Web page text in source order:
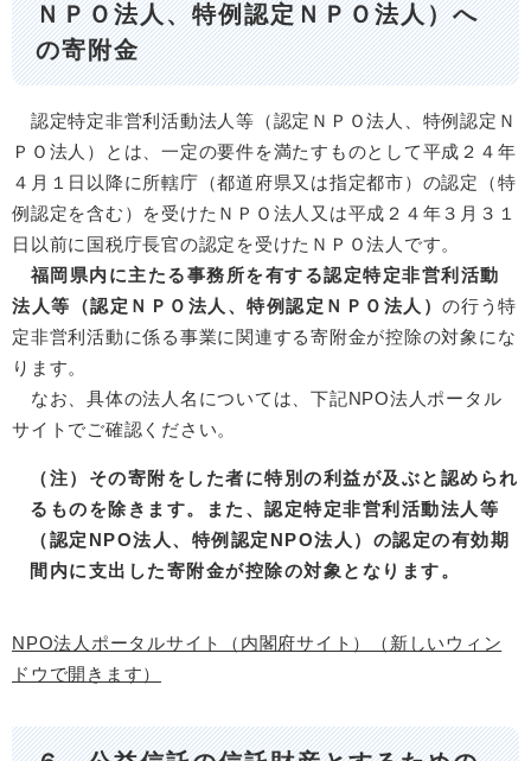
ＮＰＯ法人、特例認定ＮＰＯ法人）へ
の寄附金
認定特定非営利活動法人等（認定ＮＰＯ法人、特例認定Ｎ
ＰＯ法人）とは、一定の要件を満たすものとして平成２４年
４月１日以降に所轄庁（都道府県又は指定都市）の認定（特
例認定を含む）を受けたＮＰＯ法人又は平成２４年３月３１
日以前に国税庁長官の認定を受けたＮＰＯ法人です。
福岡県内に主たる事務所を有する認定特定非営利活動
法人等（認定ＮＰＯ法人、特例認定ＮＰＯ法人） の行う特
定非営利活動に係る事業に関連する寄附金が控除の対象にな
ります。
なお、具体の法人名については、下記NPO法人ポータル
サイトでご確認ください。
（注）その寄附をした者に特別の利益が及ぶと認められ
るものを除きます。また、認定特定非営利活動法人等
（認定NPO法人、特例認定NPO法人）の認定の有効期
間内に支出した寄附金が控除の対象となります。
NPO法人ポータルサイト（内閣府サイト）（新しいウィン
ドウで開きます）